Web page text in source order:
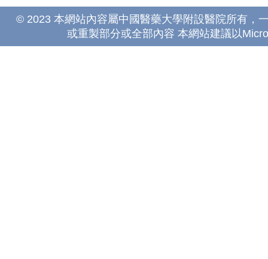
© 2023 本網站內容屬中國醫藥大學附設醫院所有，
或重製部分或全部內容 本網站建議以